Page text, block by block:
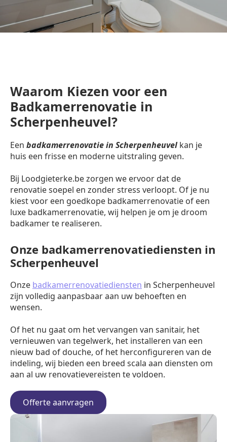
Waarom Kiezen voor een
Badkamerrenovatie in
Scherpenheuvel?
Een badkamerrenovatie in Scherpenheuvel kan je
huis een frisse en moderne uitstraling geven.
Bij Loodgieterke.be zorgen we ervoor dat de
renovatie soepel en zonder stress verloopt. Of je nu
kiest voor een goedkope badkamerrenovatie of een
luxe badkamerrenovatie, wij helpen je om je droom
badkamer te realiseren.
Onze badkamerrenovatiediensten in
Scherpenheuvel
Onze badkamerrenovatiediensten in Scherpenheuvel
zijn volledig aanpasbaar aan uw behoeften en
wensen.
Of het nu gaat om het vervangen van sanitair, het
vernieuwen van tegelwerk, het installeren van een
nieuw bad of douche, of het herconfigureren van de
indeling, wij bieden een breed scala aan diensten om
aan al uw renovatievereisten te voldoen.
Offerte aanvragen